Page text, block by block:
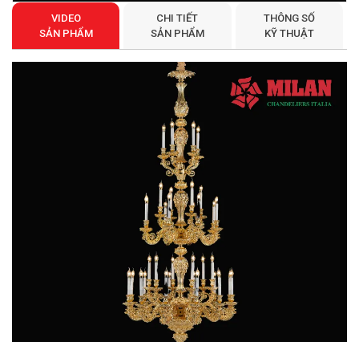
VIDEO
SẢN PHẨM
CHI TIẾT
SẢN PHẨM
THÔNG SỐ
KỸ THUẬT